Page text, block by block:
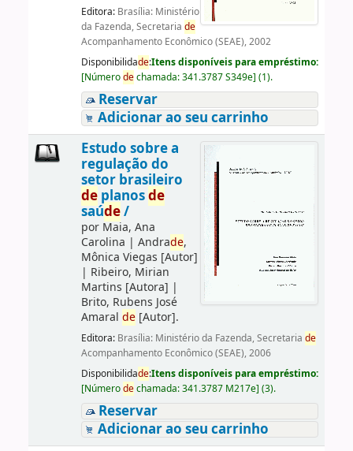
Editora: Brasília: Ministério
da Fazenda, Secretaria de
Acompanhamento Econômico (SEAE), 2002
Disponibilidade:Itens disponíveis para empréstimo:
[Númerodechamada:341.3787 S349e] (1).
Reservar
Adicionar ao seu carrinho
Estudo sobre a
regulação do
setor brasileiro
deplanosde
saúde/
por Maia, Ana
Carolina | Andrade,
Mônica Viegas [Autor]
| Ribeiro, Mirian
Martins [Autora] |
Brito, Rubens José
Amaral de[Autor].
Editora: Brasília: Ministério da Fazenda, Secretaria de
Acompanhamento Econômico (SEAE), 2006
Disponibilidade:Itens disponíveis para empréstimo:
[Númerodechamada:341.3787 M217e] (3).
Reservar
Adicionar ao seu carrinho